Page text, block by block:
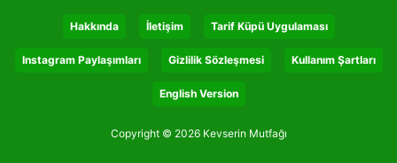
Hakkında İletişim Tarif Küpü Uygulaması
Instagram Paylaşımları Gizlilik Sözleşmesi Kullanım Şartları
English Version
Copyright © 2026 Kevserin Mutfağı